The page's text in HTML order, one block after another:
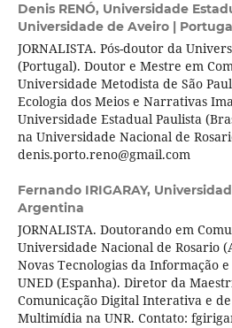
Denis RENÓ, Universidade
Universidade de Aveiro |
JORNALISTA. Pós-doutor da
(Portugal). Doutor e Mestre em
Universidade Metodista de São
Ecologia dos Meios e Narrativas
Universidade Estadual Paulista
na Universidade Nacional de
denis.porto.reno@gmail.com
Fernando IRIGARAY,
Argentina
JORNALISTA. Doutorando em
Universidade Nacional de Rosario
Novas Tecnologias da Informação
UNED (Espanha). Diretor da
Comunicação Digital Interativa e
Multimídia na UNR. Contato: